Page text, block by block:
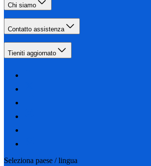
Chi siamo
Contatto assistenza
Tieniti aggiornato
Seleziona paese / lingua